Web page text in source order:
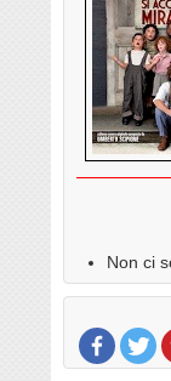
Non ci